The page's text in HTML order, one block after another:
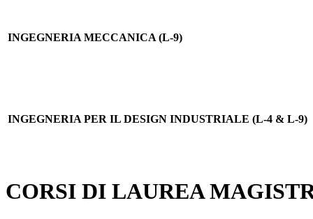
INGEGNERIA MECCANICA (L-9)
INGEGNERIA PER IL DESIGN INDUSTRIALE (L-4 & L-9)
CORSI DI LAUREA